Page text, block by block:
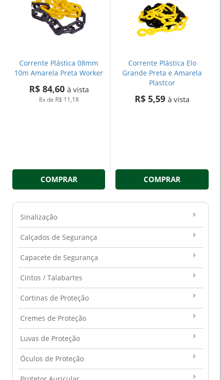
Corrente Plástica 08mm
10m Amarela Preta Worker
R$ 84,60 à vista
8xde R$ 11,18
COMPRAR
Corrente Plástica Elo
Grande Preta e Amarela
Plastcor
R$ 5,59 à vista
COMPRAR
Sinalização
Calçados de Segurança
Capacete de Segurança
Cintos / Talabartes
Cortinas de Proteção
Cremes de Proteção
Luvas de Proteção
Óculos de Proteção